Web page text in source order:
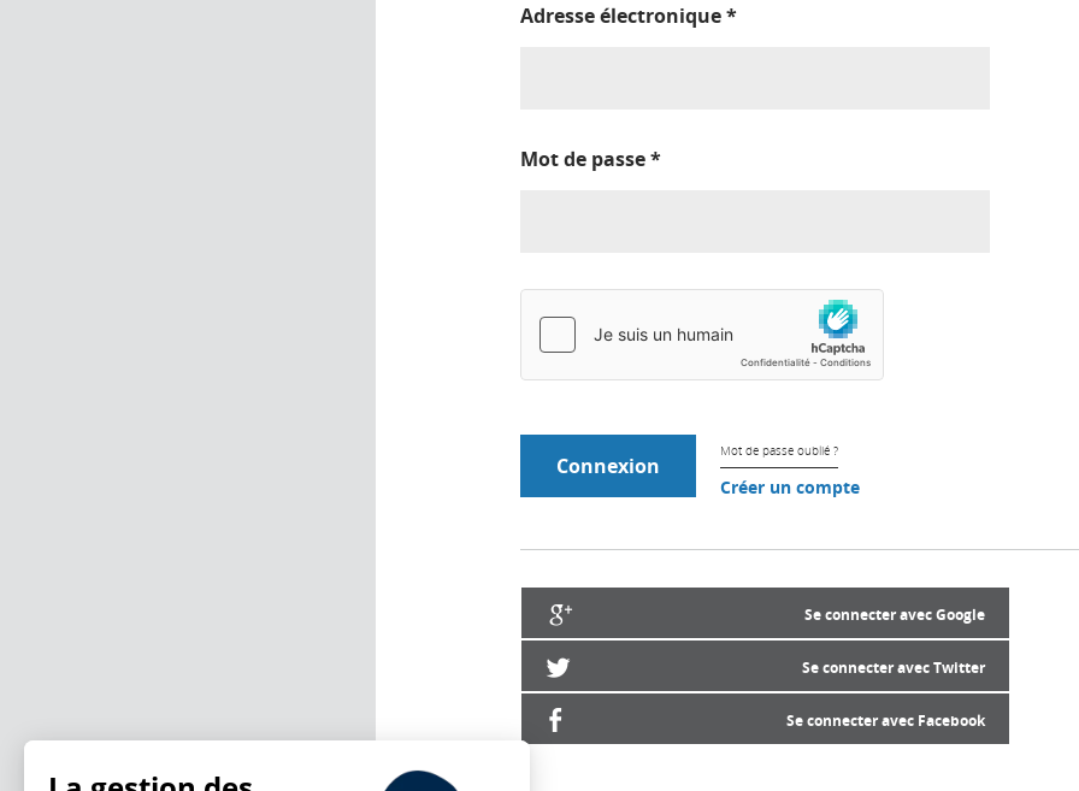
Adresse électronique*
Mot de passe*
Mot de passe oublié ?
Créer un compte
Se connecter avec Google
Se connecter avec Twitter
Se connecter avec Facebook